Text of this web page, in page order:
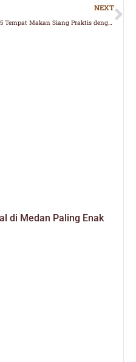
NEXT
5 Tempat Makan Siang Praktis dengan Lunch Box Medan Terbaik
di Medan Paling Enak